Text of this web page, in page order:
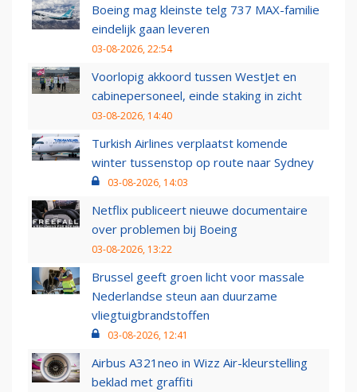
Boeing mag kleinste telg 737 MAX-familie
eindelijk gaan leveren
03-08-2026, 22:54
Voorlopig akkoord tussen WestJet en
cabinepersoneel, einde staking in zicht
03-08-2026, 14:40
Turkish Airlines verplaatst komende
winter tussenstop op route naar Sydney
03-08-2026, 14:03
Netflix publiceert nieuwe documentaire
over problemen bij Boeing
03-08-2026, 13:22
Brussel geeft groen licht voor massale
Nederlandse steun aan duurzame
vliegtuigbrandstoffen
03-08-2026, 12:41
Airbus A321neo in Wizz Air-kleurstelling
beklad met graffiti